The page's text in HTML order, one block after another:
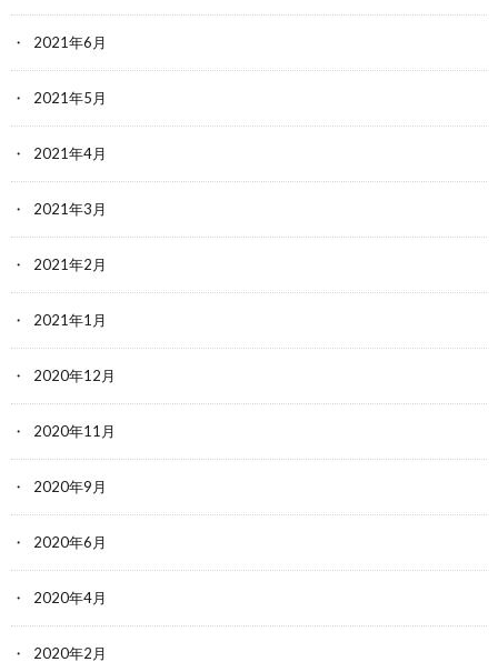
2021年6月
2021年5月
2021年4月
2021年3月
2021年2月
2021年1月
2020年12月
2020年11月
2020年9月
2020年6月
2020年4月
2020年2月